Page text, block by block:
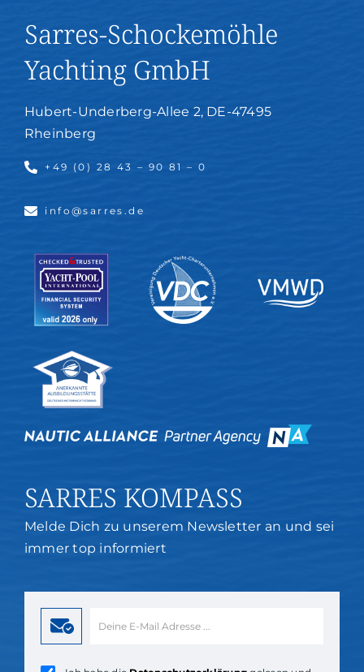
Sarres-Schockemöhle
Yachting GmbH
Hubert-Underberg-Allee 2, DE-47495
Rheinberg
+49 (0) 28 43 – 90 81 – 0
info@sarres.de
SARRES KOMPASS
Melde Dich zu unserem Newsletter an und sei
immer top informiert